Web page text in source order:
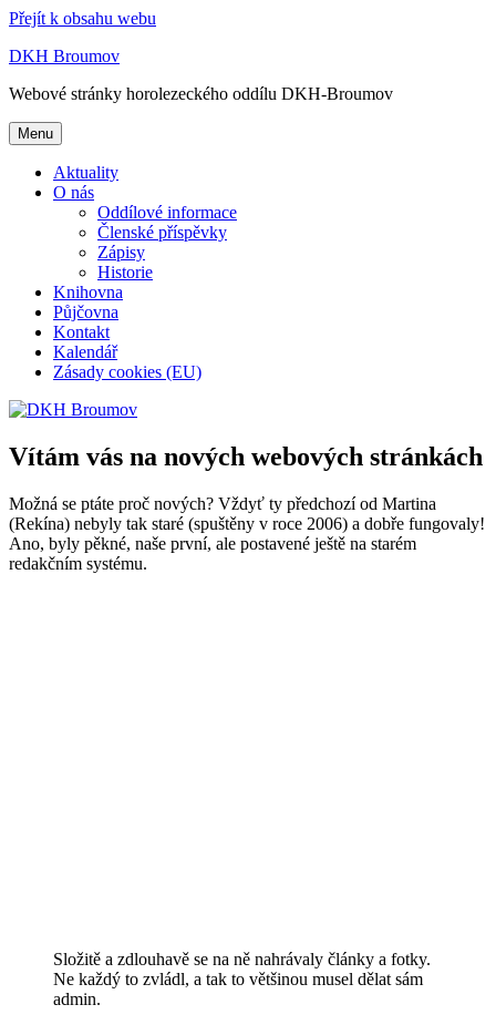
Přejít k obsahu webu
DKH Broumov
Webové stránky horolezeckého oddílu DKH-Broumov
Menu
Aktuality
O nás
Oddílové informace
Členské příspěvky
Zápisy
Historie
Knihovna
Půjčovna
Kontakt
Kalendář
Zásady cookies (EU)
Vítám vás na nových webových stránkách
Možná se ptáte proč nových? Vždyť ty předchozí od Martina
(Rekína) nebyly tak staré (spuštěny v roce 2006) a dobře fungovaly!
Ano, byly pěkné, naše první, ale postavené ještě na starém
redakčním systému.
Složitě a zdlouhavě se na ně nahrávaly články a fotky.
Ne každý to zvládl, a tak to většinou musel dělat sám
admin.